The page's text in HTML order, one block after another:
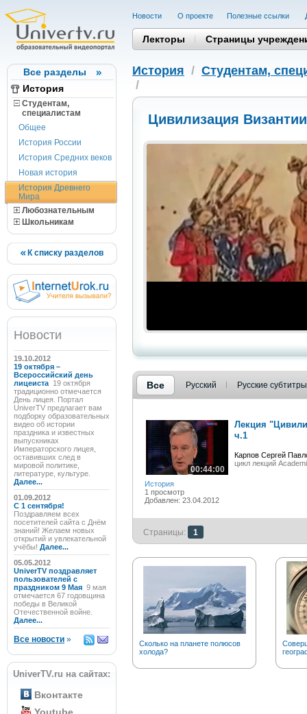
Все разделы
История
Студентам,
cпециалистам
Общее
История России
История Средних веков
Новая история
История Древнего
Мира
Любознательным
Школьникам
К списку разделов
Новости
19.10.2012
19 октября –
Всероссийский день
лицеиста 19 октября
традиционно отмечается
День лицея. Портал
UniverTV предлагает вам
подборку образовательных
видео об истории
праздника и известных
выпускниках
Императорского лицея,
оставивших след в
мировой политике,
литературе, культуре.
Далее...
01.09.2012
C 1 сентября!
Поздравляем всех
посетителей сайта с Днём
знаний! Желаем новых
открытий и увлекательной
учёбы! Далее...
05.05.2012
UniverTV поздравляет
пользователей с
праздником 9 Мая 9 мая
отмечается 67 годовщина
победы в Великой
Отечественной войне.
Далее...
Все новости »
UniverTV.ru на сайтах:
Вконтакте
Новости О проекте Полезные cсылки
Лекторы Страницы
История / Студентам,
/
Цивилизация Византии
Все Русский Русские субтитры
00:44:00
История
1 просмотр
Добавлен: 23.04.2012
Лекция
ч.1
Карпов Сергей
цикл лекций
Страницы: 1
Сколько на планете полюсов
холода?